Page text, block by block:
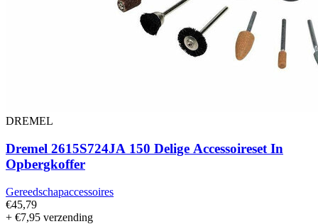
DREMEL
Dremel 2615S724JA 150 Delige Accessoireset In
Opbergkoffer
Gereedschapaccessoires
€45,79
+ €7,95 verzending